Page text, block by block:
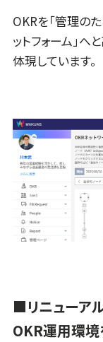
OKRを「管理の
ットフォーム」
体現しています。
■リニューア
OKR運用環境